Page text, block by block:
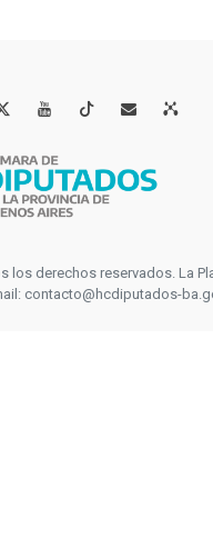
  
derechos reservados. La
contacto@hcdiputados-